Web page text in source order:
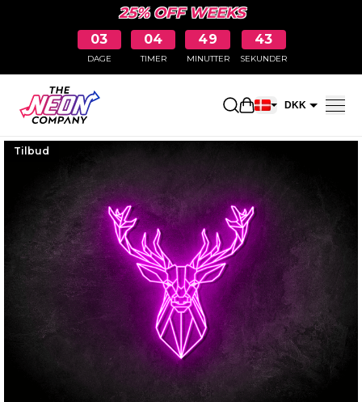
25% OFF WEEKS
03
DAGE
04
TIMER
49
MINUTTER
42
SEKUNDER
Åbn DKK
Tilbud